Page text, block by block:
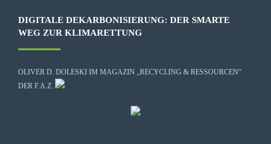
DIGITALE DEKARBONISIERUNG: DER SMARTE
WEG ZUR KLIMARETTUNG
OLIVER D. DOLESKI IM MAGAZIN „RECYCLING & RESSOURCEN“
DER F.A.Z.